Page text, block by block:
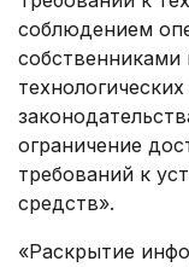
соблюдением
ограничение
требований к
средств».
«Раскрытие